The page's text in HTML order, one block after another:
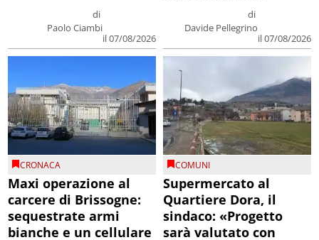
di
Paolo Ciambi
il 07/08/2026
di
Davide Pellegrino
il 07/08/2026
CRONACA
Maxi operazione al
carcere di Brissogne:
sequestrate armi
bianche e un cellulare
COMUNI
Supermercato al
Quartiere Dora, il
sindaco: «Progetto
sarà valutato con